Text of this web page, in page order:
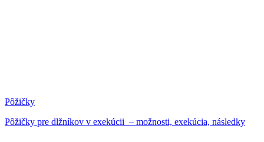
Pôžičky
Pôžičky pre dlžníkov v exekúcii – možnosti, exekúcia, následky